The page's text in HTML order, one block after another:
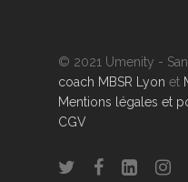
© 2021 Umenity -
coach MBSR Lyon et
Mentions légales et
CGV